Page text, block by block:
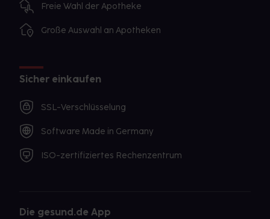
Freie Wahl der Apotheke
Große Auswahl an Apotheken
Sicher einkaufen
SSL-Verschlüsselung
Software Made in Germany
ISO-zertifiziertes Rechenzentrum
Die gesund.de App